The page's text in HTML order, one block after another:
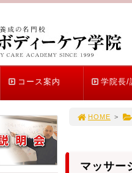
コース案内 学院長/
HOME >
マッサー